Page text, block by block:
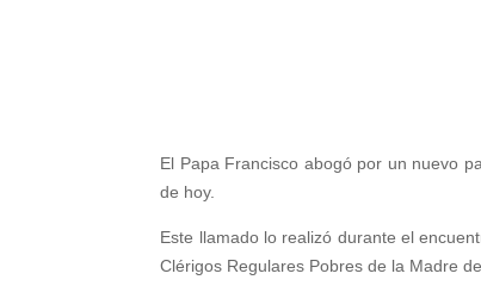
El Papa Francisco abogó por un nuevo
de hoy.
Este llamado lo realizó durante el
Clérigos Regulares Pobres de la Madre